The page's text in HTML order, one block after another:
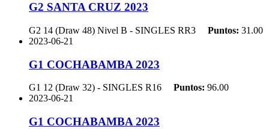
G2 SANTA CRUZ 2023
G2 14 (Draw 48) Nivel B - SINGLES RR3 Puntos: 31.00
2023-06-21
G1 COCHABAMBA 2023
G1 12 (Draw 32) - SINGLES R16 Puntos: 96.00
2023-06-21
G1 COCHABAMBA 2023